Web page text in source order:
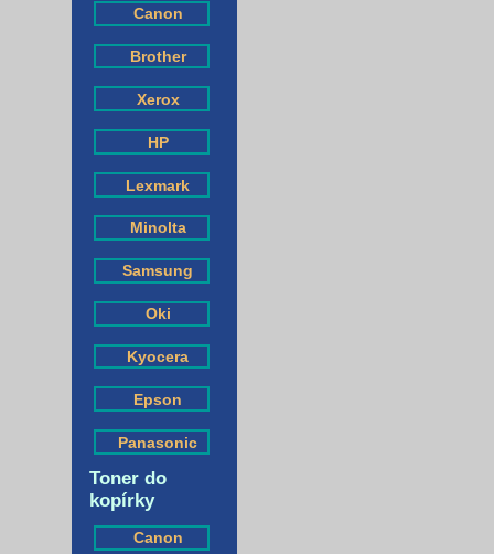
Canon
Brother
Xerox
HP
Lexmark
Minolta
Samsung
Oki
Kyocera
Epson
Panasonic
Toner do
kopírky
Canon